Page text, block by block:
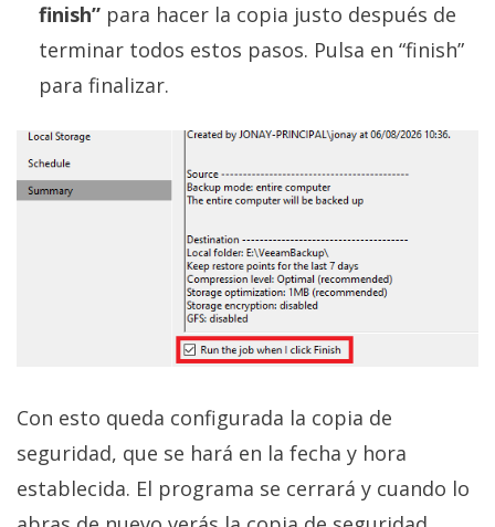
finish” para hacer la copia justo después de
terminar todos estos pasos. Pulsa en “finish”
para finalizar.
Con esto queda configurada la copia de
seguridad, que se hará en la fecha y hora
establecida. El programa se cerrará y cuando lo